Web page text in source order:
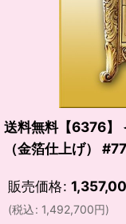
送料無料【6376】
（金箔仕上げ）
販売価格:
(税込: 1,492,700円)